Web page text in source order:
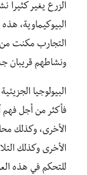
الزرع يغير كثيرا
البيوكيماوية،
التجارب مكنت
ونشاطهم قريبان
البيولوجيا
فأكثر من أجل فهم
الأخرى، وكذلك
الأخرى وكذلك
للتحكم في هذه